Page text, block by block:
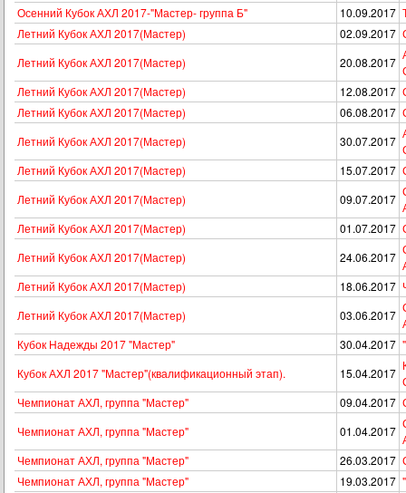
Осенний Кубок АХЛ 2017-"Мастер- группа Б"
10.09.2017
Летний Кубок АХЛ 2017(Мастер)
02.09.2017
Летний Кубок АХЛ 2017(Мастер)
20.08.2017
Летний Кубок АХЛ 2017(Мастер)
12.08.2017
Летний Кубок АХЛ 2017(Мастер)
06.08.2017
Летний Кубок АХЛ 2017(Мастер)
30.07.2017
Летний Кубок АХЛ 2017(Мастер)
15.07.2017
Летний Кубок АХЛ 2017(Мастер)
09.07.2017
Летний Кубок АХЛ 2017(Мастер)
01.07.2017
Летний Кубок АХЛ 2017(Мастер)
24.06.2017
Летний Кубок АХЛ 2017(Мастер)
18.06.2017
Летний Кубок АХЛ 2017(Мастер)
03.06.2017
Кубок Надежды 2017 "Мастер"
30.04.2017
Кубок АХЛ 2017 "Мастер"(квалификационный этап).
15.04.2017
Чемпионат АХЛ, группа "Мастер"
09.04.2017
Чемпионат АХЛ, группа "Мастер"
01.04.2017
Чемпионат АХЛ, группа "Мастер"
26.03.2017
Чемпионат АХЛ, группа "Мастер"
19.03.2017